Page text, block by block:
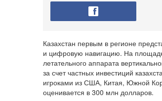
Казахстан первым в регионе
и цифровую навигацию. На
летательного аппарата
за счет частных инвестиций
игроками из США, Китая, Южной
оценивается в 300 млн долларов.